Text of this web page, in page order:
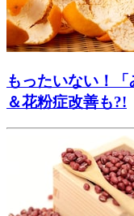
もったいない！
＆花粉症改善も?!